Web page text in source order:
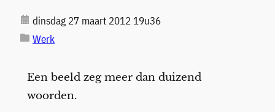
dinsdag 27 maart 2012 19u36
Werk
Een beeld zeg meer dan duizend
woorden.